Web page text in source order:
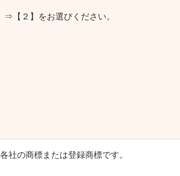
【２】をお選びください。
の商標または登録商標です。